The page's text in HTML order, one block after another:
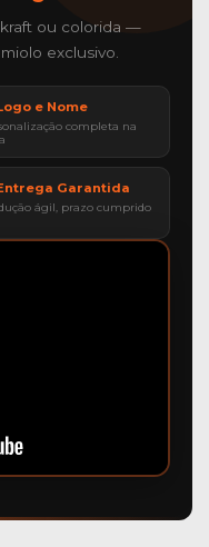
ou colorida —
exclusivo.
e Nome
completa na
Garantida
ágil, prazo cumprido